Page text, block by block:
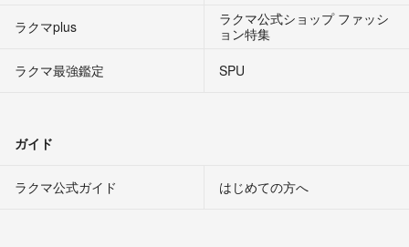
ラクマplus
ラクマ公式ショップ ファッシ
ョン特集
ラクマ最強鑑定
SPU
ガイド
ラクマ公式ガイド はじめての方へ